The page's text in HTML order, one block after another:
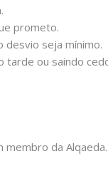
prometo.
desvio seja mínimo.
tarde ou saindo
membro da Alqaeda.